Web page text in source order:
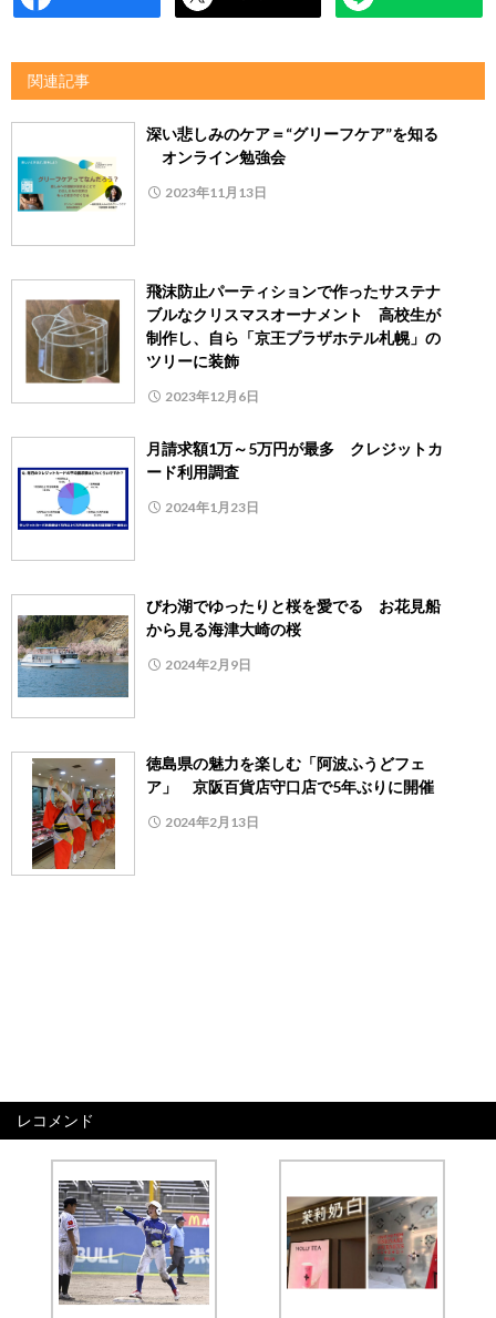
関連記事
深い悲しみのケア＝“グリーフケア”を知る
オンライン勉強会
2023年11月13日
飛沫防止パーティションで作ったサステナ
ブルなクリスマスオーナメント 高校生が
制作し、自ら「京王プラザホテル札幌」の
ツリーに装飾
2023年12月6日
月請求額1万～5万円が最多 クレジットカ
ード利用調査
2024年1月23日
びわ湖でゆったりと桜を愛でる お花見船
から見る海津大崎の桜
2024年2月9日
徳島県の魅力を楽しむ「阿波ふうどフェ
ア」 京阪百貨店守口店で5年ぶりに開催
2024年2月13日
レコメンド